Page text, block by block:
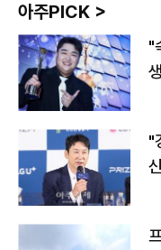
아주PICK >
"
"